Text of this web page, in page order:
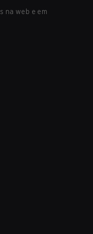
na web e em